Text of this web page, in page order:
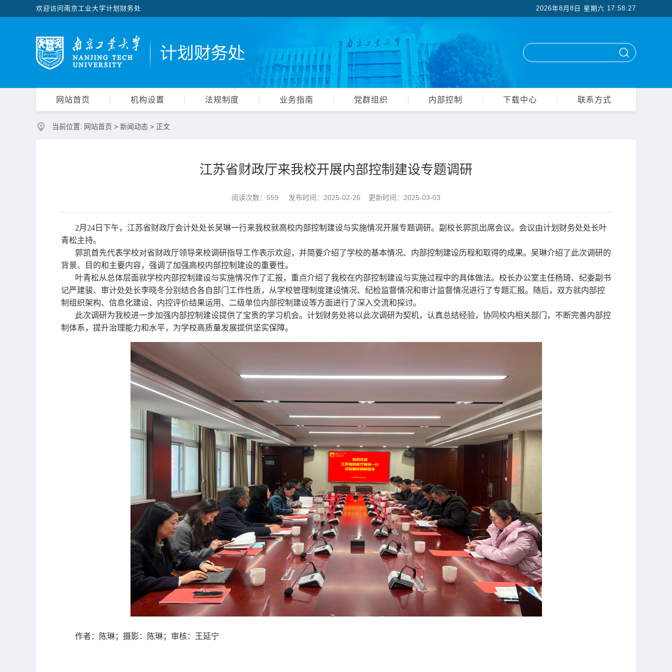
欢迎访问南京工业大学计划财务处 2026年8月8日 星期六 17:58:27
网站首页 机构设置 法规制度 业务指南 党群组织 内部控制 下载中心 联系方式
当前位置: 网站首页 > 新闻动态 > 正文
江苏省财政厅来我校开展内部控制建设专题调研
阅读次数： 559 发布时间：2025-02-26 更新时间：2025-03-03
2月24日下午，江苏省财政厅会计处处长吴琳一行来我校就高校内部控制建设与实施情况开展专题调研。副校长郭凯出席会议。会议由计划财务处处长叶
青松主持。
郭凯首先代表学校对省财政厅领导来校调研指导工作表示欢迎，并简要介绍了学校的基本情况、内部控制建设历程和取得的成果。吴琳介绍了此次调研的
背景、目的和主要内容，强调了加强高校内部控制建设的重要性。
叶青松从总体层面就学校内部控制建设与实施情况作了汇报，重点介绍了我校在内部控制建设与实施过程中的具体做法。校长办公室主任杨琦、纪委副书
记严建骏、审计处处长李晓冬分别结合各自部门工作性质，从学校管理制度建设情况、纪检监督情况和审计监督情况进行了专题汇报。随后，双方就内部控
制组织架构、信息化建设、内控评价结果运用、二级单位内部控制建设等方面进行了深入交流和探讨。
此次调研为我校进一步加强内部控制建设提供了宝贵的学习机会。计划财务处将以此次调研为契机，认真总结经验，协同校内相关部门，不断完善内部控
制体系，提升治理能力和水平，为学校高质量发展提供坚实保障。
作者：陈琳；摄影：陈琳；审核：王延宁